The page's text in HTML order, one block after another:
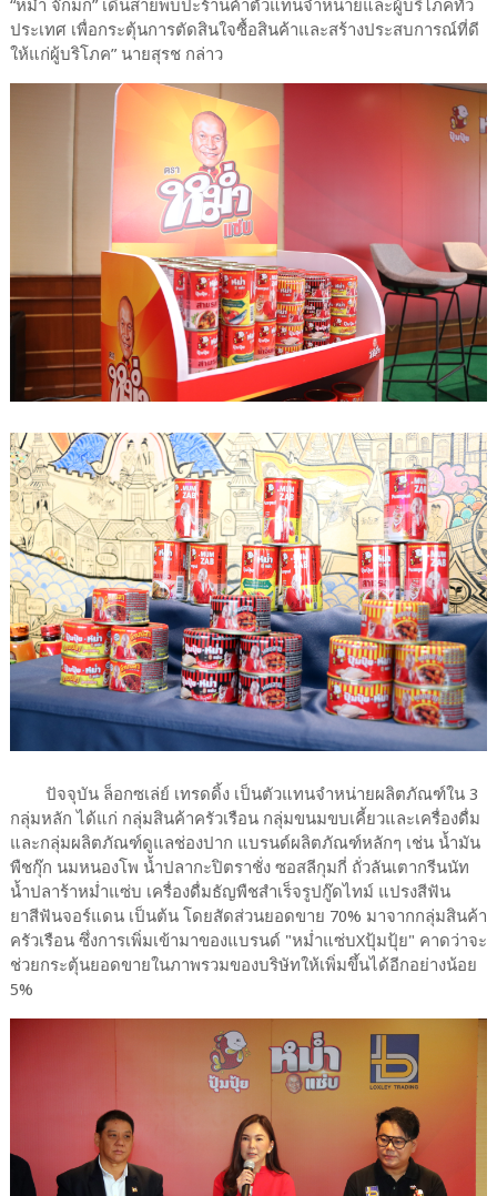
“หม่ำ จ๊กมก” เดินสายพบปะร้านค้าตัวแทนจำหน่ายและผู้บริโภคทั่ว
ประเทศ เพื่อกระตุ้นการตัดสินใจซื้อสินค้าและสร้างประสบการณ์ที่ดี
ให้แก่ผู้บริโภค” นายสุรช กล่าว
ปัจจุบัน ล็อกซเล่ย์ เทรดดิ้ง เป็นตัวแทนจำหน่ายผลิตภัณฑ์ใน 3
กลุ่มหลัก ได้แก่ กลุ่มสินค้าครัวเรือน กลุ่มขนมขบเคี้ยวและเครื่องดื่ม
และกลุ่มผลิตภัณฑ์ดูแลช่องปาก แบรนด์ผลิตภัณฑ์หลักๆ เช่น น้ำมัน
พืชกุ๊ก นมหนองโพ น้ำปลากะปิตราชั่ง ซอสลีกุมกี่ ถั่วลันเตากรีนนัท
น้ำปลาร้าหม่ำแซ่บ เครื่องดื่มธัญพืชสำเร็จรูปกู๊ดไทม์ แปรงสีฟัน
ยาสีฟันจอร์แดน เป็นต้น โดยสัดส่วนยอดขาย 70% มาจากกลุ่มสินค้า
ครัวเรือน ซึ่งการเพิ่มเข้ามาของแบรนด์ "หม่ำแซ่บXปุ้มปุ้ย" คาดว่าจะ
ช่วยกระตุ้นยอดขายในภาพรวมของบริษัทให้เพิ่มขึ้นได้อีกอย่างน้อย
5%